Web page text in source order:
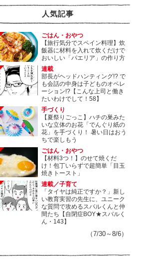
人気記事
ごはん・おやつ
【旅行気分でスペイン料理】炊
飯器に材料を入れて炊くだけで
おいしい「パエリア」の作り方
連載
部長がヘッドハンティング!? で
も会話の中身は子どものオペレ
ーション!?【こんな上司と働き
たいわけでして！58】
手づくり
【夏祭りごっこ】ハチの巣みた
いな立体のお花「でんぐり紙の
花」を手づくり！ 暑い日はおう
ちで楽しもう
ごはん・おやつ
【材料3つ！】のせて焼くだ
け！包丁いらずで超簡単「目玉
焼きトースト」
連載／子育て
「タイヤは純正ですか？」新し
い教育実習の先生に、ユニーク
な質問で攻めるスバルくんと仲
間たち【自閉症BOY★スバルく
ん・143】
（7/30～8/6）